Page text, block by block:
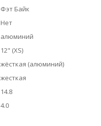
Фэт Байк
Нет
алюминий
12" (XS)
жёсткая (алюминий)
жесткая
14.8
4.0